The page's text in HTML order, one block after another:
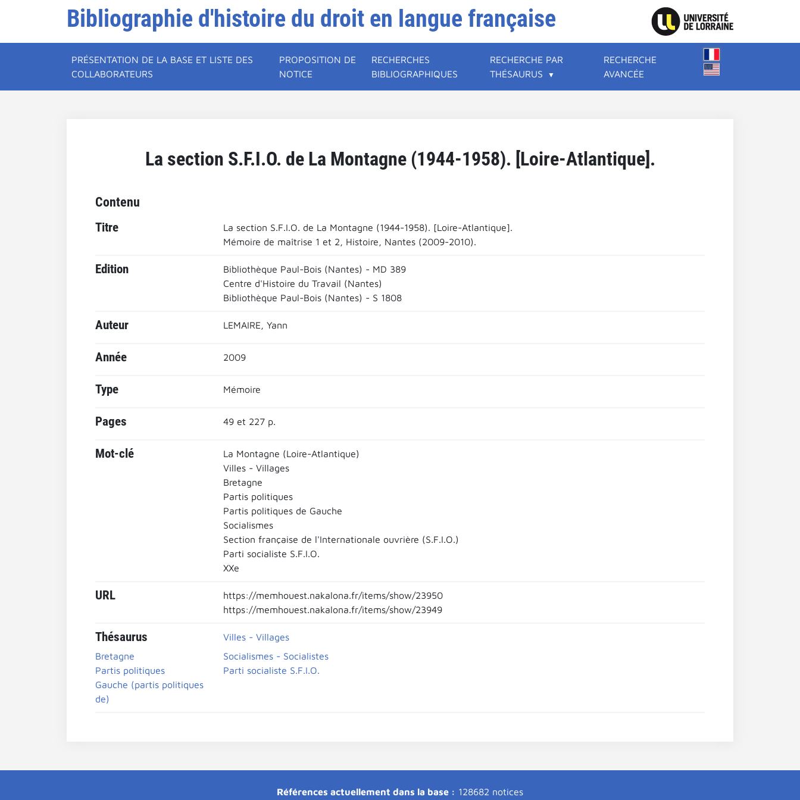
Bibliographie d'histoire du droit en langue française
PRÉSENTATION DE LA BASE ET LISTE DES
COLLABORATEURS
PROPOSITION DE
NOTICE
RECHERCHES
BIBLIOGRAPHIQUES
RECHERCHE PAR
THÉSAURUS
RECHERCHE
AVANCÉE
La section S.F.I.O. de La Montagne (1944-1958). [Loire-Atlantique].
Contenu
Titre
La section S.F.I.O. de La Montagne (1944-1958). [Loire-Atlantique].
Mémoire de maîtrise 1 et 2, Histoire, Nantes (2009-2010).
Edition
Bibliothèque Paul-Bois (Nantes) - MD 389
Centre d'Histoire du Travail (Nantes)
Bibliothèque Paul-Bois (Nantes) - S 1808
Auteur LEMAIRE, Yann
Année 2009
Type Mémoire
Pages 49 et 227 p.
Mot-clé
La Montagne (Loire-Atlantique)
Villes - Villages
Bretagne
Partis politiques
Partis politiques de Gauche
Socialismes
Section française de l'Internationale ouvrière (S.F.I.O.)
Parti socialiste S.F.I.O.
XXe
URL
https://memhouest.nakalona.fr/items/show/23950
https://memhouest.nakalona.fr/items/show/23949
Thésaurus
Villes - Villages
Bretagne
Socialismes - Socialistes
Partis politiques
Parti socialiste S.F.I.O.
Gauche (partis politiques
de)
Références actuellement dans la base : 128682 notices